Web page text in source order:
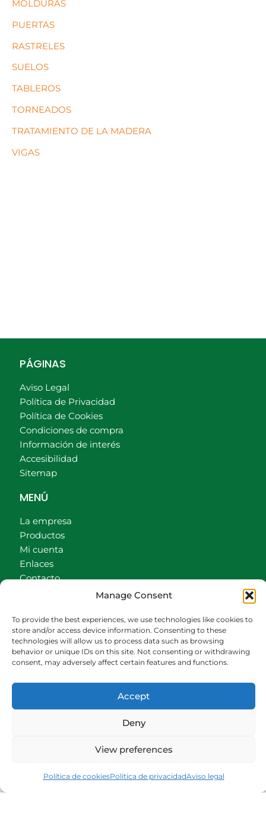
Manage Consent
To provide the best experiences, we use technologies like cookies to
store and/or access device information. Consenting to these
technologies will allow us to process data such as browsing
behavior or unique IDs on this site. Not consenting or withdrawing
consent, may adversely affect certain features and functions.
Accept
Deny
View preferences
Política de cookiesPolitica de privacidadAviso legal
MOLDURAS
PUERTAS
RASTRELES
SUELOS
TABLEROS
TORNEADOS
TRATAMIENTO DE LA MADERA
VIGAS
PÁGINAS
Aviso Legal
Política de Privacidad
Política de Cookies
Condiciones de compra
Información de interés
Accesibilidad
Sitemap
MENÚ
La empresa
Productos
Mi cuenta
Enlaces
Contacto
CONTACTO
942540013
696426646
609472979
comercial@bediaycabarga.com
Fdez. Hontoria 20. Astillero. 39610 Cantabria
De lunes a viernes de 8:30 a 13:00 y de 15:00 a
Webmaster: Nuética Informática